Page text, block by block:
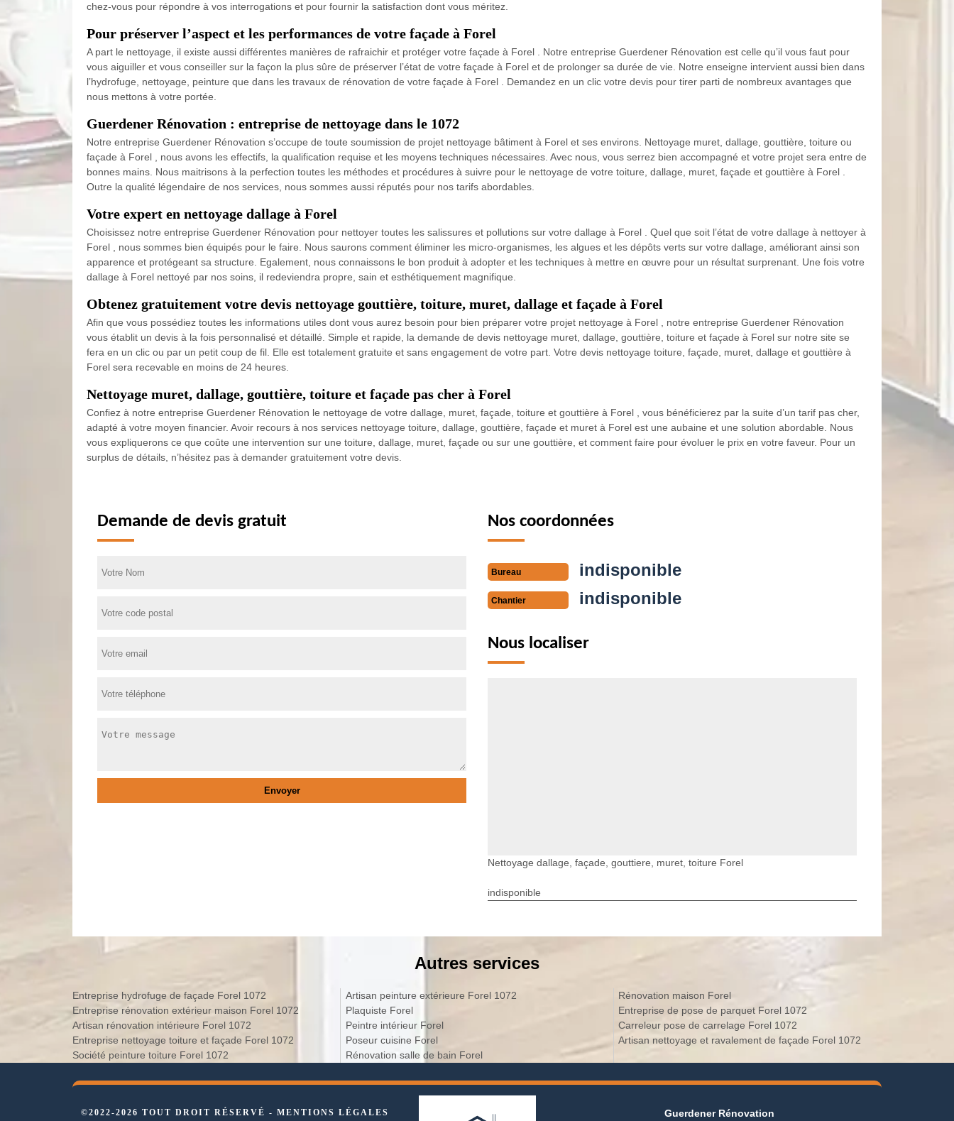
chez-vous pour répondre à vos interrogations et pour fournir la satisfaction dont vous méritez.
Pour préserver l’aspect et les performances de votre façade à Forel
A part le nettoyage, il existe aussi différentes manières de rafraichir et protéger votre façade à Forel . Notre entreprise Guerdener Rénovation est celle qu’il vous faut pour
vous aiguiller et vous conseiller sur la façon la plus sûre de préserver l’état de votre façade à Forel et de prolonger sa durée de vie. Notre enseigne intervient aussi bien dans
l’hydrofuge, nettoyage, peinture que dans les travaux de rénovation de votre façade à Forel . Demandez en un clic votre devis pour tirer parti de nombreux avantages que
nous mettons à votre portée.
Guerdener Rénovation : entreprise de nettoyage dans le 1072
Notre entreprise Guerdener Rénovation s’occupe de toute soumission de projet nettoyage bâtiment à Forel et ses environs. Nettoyage muret, dallage, gouttière, toiture ou
façade à Forel , nous avons les effectifs, la qualification requise et les moyens techniques nécessaires. Avec nous, vous serrez bien accompagné et votre projet sera entre de
bonnes mains. Nous maitrisons à la perfection toutes les méthodes et procédures à suivre pour le nettoyage de votre toiture, dallage, muret, façade et gouttière à Forel .
Outre la qualité légendaire de nos services, nous sommes aussi réputés pour nos tarifs abordables.
Votre expert en nettoyage dallage à Forel
Choisissez notre entreprise Guerdener Rénovation pour nettoyer toutes les salissures et pollutions sur votre dallage à Forel . Quel que soit l’état de votre dallage à nettoyer à
Forel , nous sommes bien équipés pour le faire. Nous saurons comment éliminer les micro-organismes, les algues et les dépôts verts sur votre dallage, améliorant ainsi son
apparence et protégeant sa structure. Egalement, nous connaissons le bon produit à adopter et les techniques à mettre en œuvre pour un résultat surprenant. Une fois votre
dallage à Forel nettoyé par nos soins, il redeviendra propre, sain et esthétiquement magnifique.
Obtenez gratuitement votre devis nettoyage gouttière, toiture, muret, dallage et façade à Forel
Afin que vous possédiez toutes les informations utiles dont vous aurez besoin pour bien préparer votre projet nettoyage à Forel , notre entreprise Guerdener Rénovation
vous établit un devis à la fois personnalisé et détaillé. Simple et rapide, la demande de devis nettoyage muret, dallage, gouttière, toiture et façade à Forel sur notre site se
fera en un clic ou par un petit coup de fil. Elle est totalement gratuite et sans engagement de votre part. Votre devis nettoyage toiture, façade, muret, dallage et gouttière à
Forel sera recevable en moins de 24 heures.
Nettoyage muret, dallage, gouttière, toiture et façade pas cher à Forel
Confiez à notre entreprise Guerdener Rénovation le nettoyage de votre dallage, muret, façade, toiture et gouttière à Forel , vous bénéficierez par la suite d’un tarif pas cher,
adapté à votre moyen financier. Avoir recours à nos services nettoyage toiture, dallage, gouttière, façade et muret à Forel est une aubaine et une solution abordable. Nous
vous expliquerons ce que coûte une intervention sur une toiture, dallage, muret, façade ou sur une gouttière, et comment faire pour évoluer le prix en votre faveur. Pour un
surplus de détails, n’hésitez pas à demander gratuitement votre devis.
Demande de devis gratuit Nos coordonnées
Bureau indisponible
Chantier indisponible
Nous localiser
Nettoyage dallage, façade, gouttiere, muret, toiture Forel
indisponible
Autres services
Entreprise hydrofuge de façade Forel 1072
Entreprise rénovation extérieur maison Forel 1072
Artisan rénovation intérieure Forel 1072
Entreprise nettoyage toiture et façade Forel 1072
Société peinture toiture Forel 1072
Artisan peinture extérieure Forel 1072
Plaquiste Forel
Peintre intérieur Forel
Poseur cuisine Forel
Rénovation salle de bain Forel
Rénovation maison Forel
Entreprise de pose de parquet Forel 1072
Carreleur pose de carrelage Forel 1072
Artisan nettoyage et ravalement de façade Forel 1072
©2022-2026 TOUT DROIT RÉSERVÉ - MENTIONS LÉGALES Guerdener Rénovation